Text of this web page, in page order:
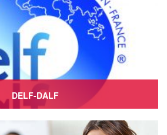
DELF-DALF
Ver más